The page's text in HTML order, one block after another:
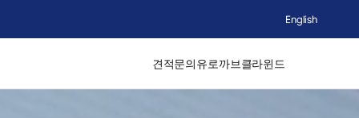
English
견적문의유로까브클라윈드